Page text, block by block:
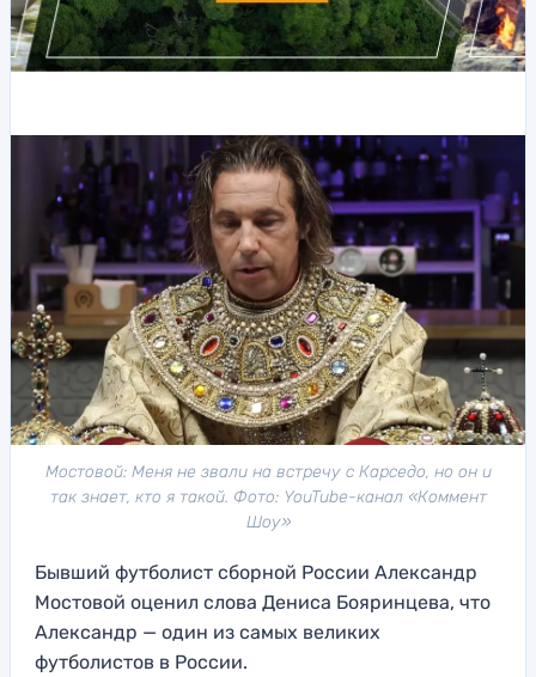
Мостовой: Меня не звали на встречу с Карседо, но он и
так знает, кто я такой. Фото: YouTube-канал «Коммент
Шоу»
Бывший футболист сборной России Александр
Мостовой оценил слова Дениса Бояринцева, что
Александр — один из самых великих
футболистов в России.